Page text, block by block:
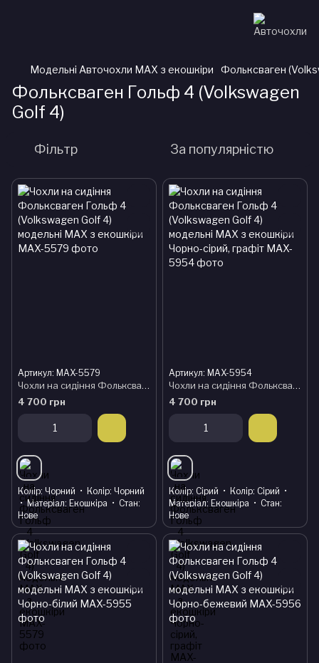
Модельні Авточохли MAX з екошкіри Фольксваген
Фольксваген Гольф 4 (Volkswagen
Golf 4)
Фільтр За популярністю
Артикул: MAX-5579
Чохли на сидіння Фольксваген Гольф 4 (Volkswagen Golf 4) модельні MAX з екошкіри
4 700 грн
Колір Чорний Колір Чорний
Матеріал Екошкіра
Стан
Нове
Артикул: MAX-5954
Чохли на сидіння Фольксваген Гольф 4 (Volkswagen Golf 4) модельні MAX з екошкіри Чорно-сірий, графіт
4 700 грн
Колір Сірий Колір Сірий
Матеріал Екошкіра
Стан
Нове